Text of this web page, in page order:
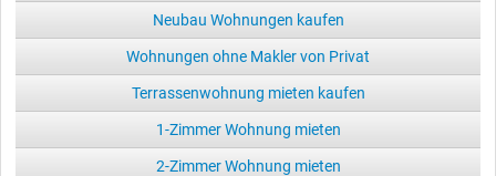
Neubau Wohnungen kaufen
Wohnungen ohne Makler von Privat
Terrassenwohnung mieten kaufen
1-Zimmer Wohnung mieten
2-Zimmer Wohnung mieten